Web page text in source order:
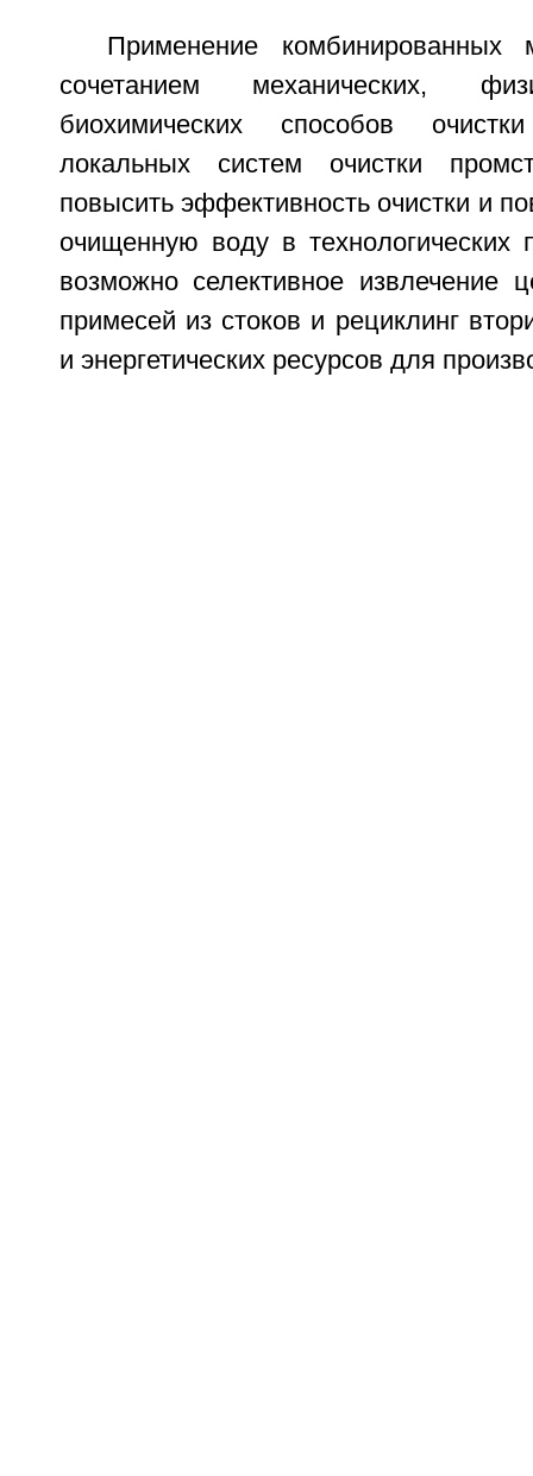
Применение
сочетанием механических,
биохимических способов
локальных систем очистки
повысить эффективность очистки и
очищенную воду в технологических
возможно селективное извлечение
примесей из стоков и рециклинг
и энергетических ресурсов для